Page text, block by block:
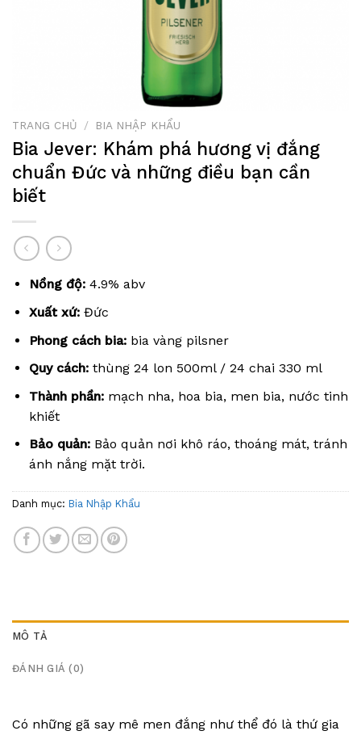
TRANG CHỦ / BIA NHẬP KHẨU
Bia Jever: Khám phá hương vị đắng
chuẩn Đức và những điều bạn cần
biết
Nồng độ:4.9% abv
Xuất xứ:Đức
Phong cách bia:bia vàng pilsner
Quy cách:thùng 24 lon 500ml / 24 chai 330 ml
Thành phần:mạch nha, hoa bia, men bia, nước tinh
khiết
Bảo quản:Bảo quản nơi khô ráo, thoáng mát, tránh
ánh nắng mặt trời.
Danh mục: Bia Nhập Khẩu
MÔ TẢ
ĐÁNH GIÁ (0)
Có những gã say mê men đắng như thể đó là thứ gia